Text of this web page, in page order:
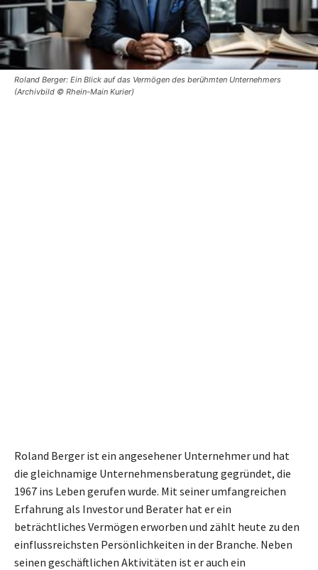
Roland Berger: Ein Blick auf das Vermögen des berühmten Unternehmers
(Archivbild © Rhein-Main Kurier)
Roland Berger ist ein angesehener Unternehmer und hat
die gleichnamige Unternehmensberatung gegründet, die
1967 ins Leben gerufen wurde. Mit seiner umfangreichen
Erfahrung als Investor und Berater hat er ein
beträchtliches Vermögen erworben und zählt heute zu den
einflussreichsten Persönlichkeiten in der Branche. Neben
seinen geschäftlichen Aktivitäten ist er auch ein